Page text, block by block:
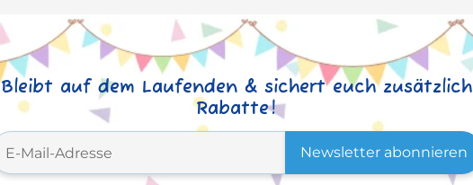
Bleibt auf dem Laufenden & sichert euch zusätzlich
Rabatte!
Newsletter abonnieren